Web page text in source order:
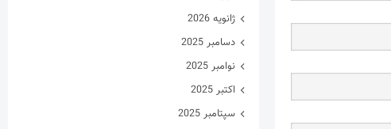
ژانویه 2026
دسامبر 2025
نوامبر 2025
اکتبر 2025
سپتامبر 2025